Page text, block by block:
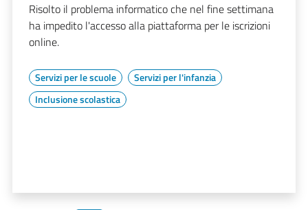
Risolto il problema informatico che nel fine settimana
ha impedito l'accesso alla piattaforma per le iscrizioni
online.
Servizi per le scuole
Servizi per l'infanzia
Inclusione scolastica